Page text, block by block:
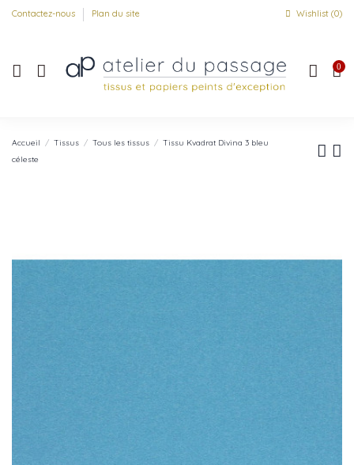
Contactez-nous Plan du site Wishlist (0)
0
Accueil Tissus Tous les tissus
Tissu Kvadrat Divina 3 bleu
céleste